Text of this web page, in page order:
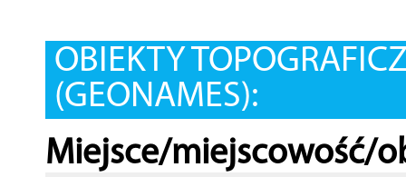
OBIEKTY
(GEONAMES):
Miejsce/miejscowość/